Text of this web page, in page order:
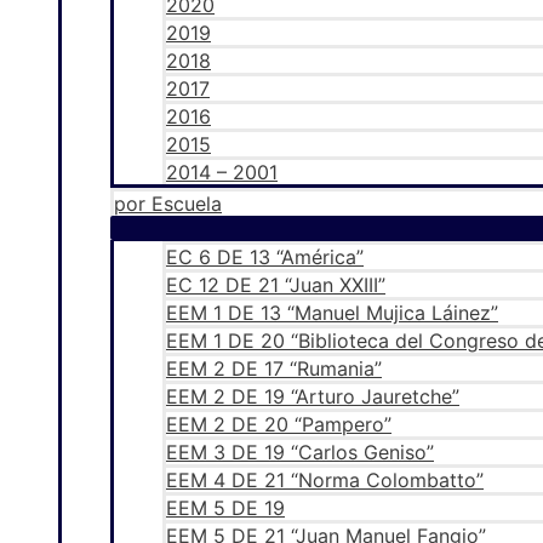
2020
2019
2018
2017
2016
2015
2014 – 2001
por Escuela
EC 6 DE 13 “América”
EC 12 DE 21 “Juan XXIII”
EEM 1 DE 13 “Manuel Mujica Láinez”
EEM 1 DE 20 “Biblioteca del Congreso
EEM 2 DE 17 “Rumania”
EEM 2 DE 19 “Arturo Jauretche”
EEM 2 DE 20 “Pampero”
EEM 3 DE 19 “Carlos Geniso”
EEM 4 DE 21 “Norma Colombatto”
EEM 5 DE 19
EEM 5 DE 21 “Juan Manuel Fangio”